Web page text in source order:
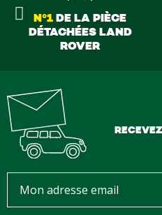
N°1DE LA PIÈCE
DÉTACHÉES LAND
ROVER